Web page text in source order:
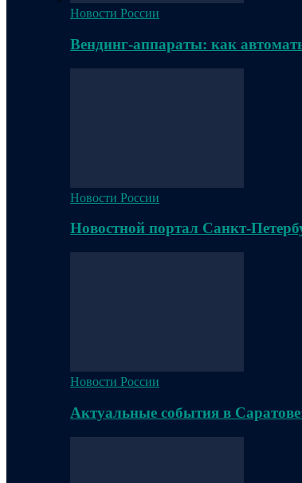
Новости России
Вендинг-аппараты: как
Новости России
Новостной портал Санкт-
Новости России
Актуальные события в